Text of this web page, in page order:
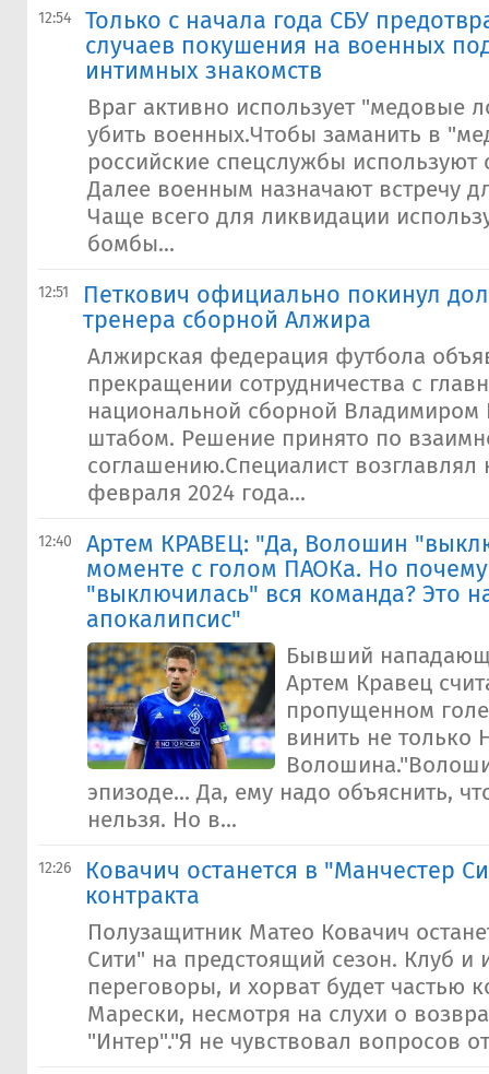
12:54
Только с начала года СБУ
случаев покушения на военных
интимных знакомств
Враг активно использует "медовые
убить военных.Чтобы заманить в
российские спецслужбы используют
Далее военным назначают встречу
Чаще всего для ликвидации
бомбы...
12:51
Петкович официально покинул
тренера сборной Алжира
Алжирская федерация футбола
прекращении сотрудничества с
национальной сборной Владимиром
штабом. Решение принято по
соглашению.Специалист возглавлял
февраля 2024 года...
12:40
Артем КРАВЕЦ: "Да, Волошин
моменте с голом ПАОКа. Но
"выключилась" вся команда? Это
апокалипсис"
Бывший
Артем Кравец
пропущенном
винить не только
эпизоде... Да, ему надо объяснить,
нельзя. Но в...
12:26
Ковачич останется в "Манчестер
контракта
Полузащитник Матео Ковачич
Сити" на предстоящий сезон. Клуб и
переговоры, и хорват будет частью
Марески, несмотря на слухи о
"Интер"."Я не чувствовал вопросов